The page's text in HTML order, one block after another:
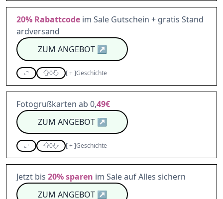
20% Rabattcode im Sale Gutschein + gratis Stand
ardversand
ZUM ANGEBOT↗
0 [+]Geschichte
Fotogrußkarten ab 0,49€
ZUM ANGEBOT↗
0 [+]Geschichte
Jetzt bis 20%sparen im Sale auf Alles sichern
ZUM ANGEBOT↗